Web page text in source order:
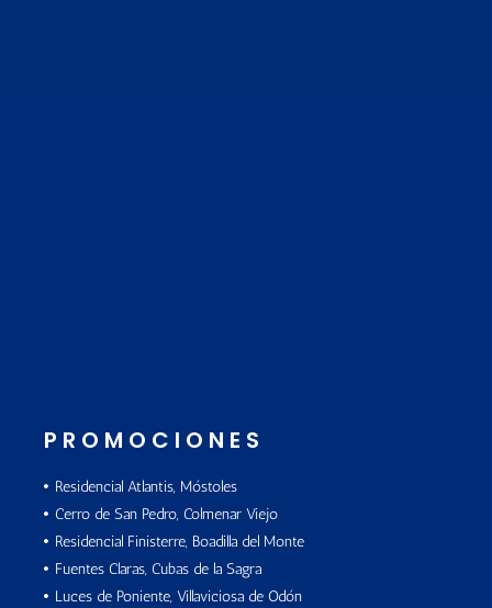
PROMOCIONES
Residencial Atlantis, Móstoles
Cerro de San Pedro, Colmenar Viejo
Residencial Finisterre, Boadilla del Monte
Fuentes Claras, Cubas de la Sagra
Luces de Poniente, Villaviciosa de Odón